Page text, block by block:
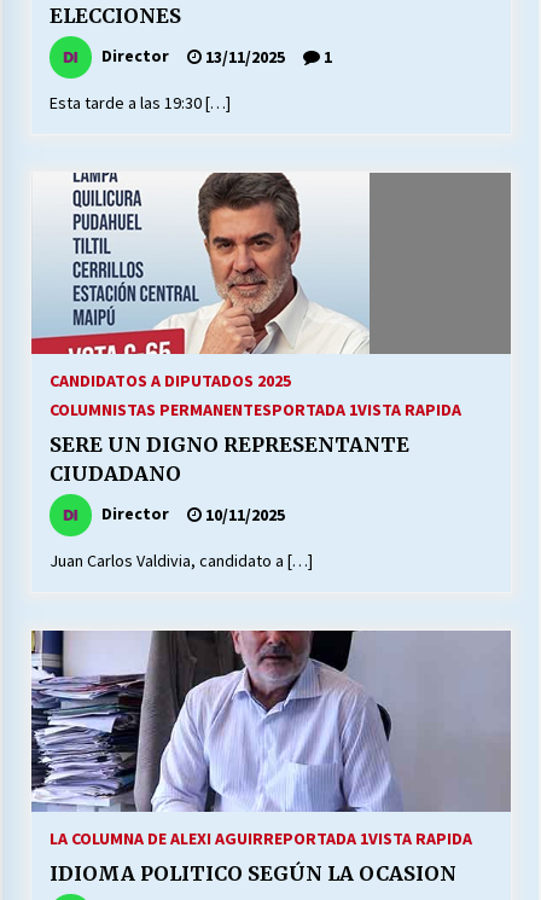
ELECCIONES
Director 13/11/2025 1
Esta tarde a las 19:30 […]
CANDIDATOS A DIPUTADOS 2025
COLUMNISTAS PERMANENTESPORTADA 1VISTA RAPIDA
SERE UN DIGNO REPRESENTANTE
CIUDADANO
Director 10/11/2025
Juan Carlos Valdivia, candidato a […]
LA COLUMNA DE ALEXI AGUIRREPORTADA 1VISTA RAPIDA
IDIOMA POLITICO SEGÚN LA OCASION